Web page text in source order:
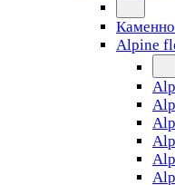
Alpine